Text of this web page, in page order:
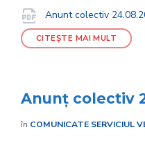
Documente
Anunt colectiv
CITEȘTE MAI MULT
Anunț colectiv
în COMUNICATE SERVICIUL